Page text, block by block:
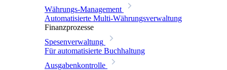
Währungs-Management
Automatisierte Multi-Währungsverwaltung
Finanzprozesse
Spesenverwaltung
Für automatisierte Buchhaltung
Ausgabenkontrolle